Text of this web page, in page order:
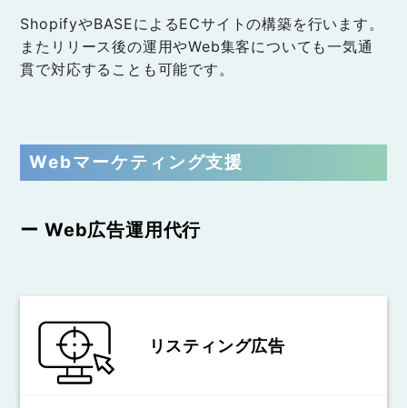
ShopifyやBASEによるECサイトの構築を行います。
またリリース後の運用やWeb集客についても一気通
貫で対応することも可能です。
Webマーケティング支援
ー Web広告運用代行
リスティング広告